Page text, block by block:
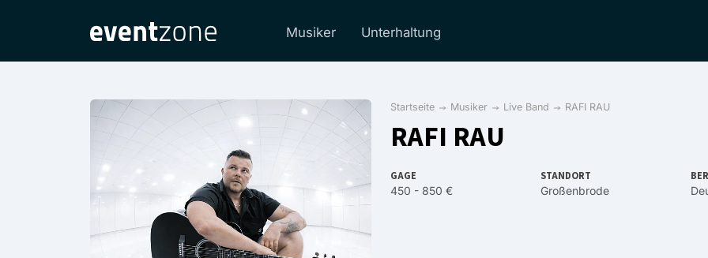
Musiker Unterhaltung
Startseite Musiker Live Band RAFI RAU
RAFI RAU
GAGE
450 - 850 €
STANDORT
Großenbrode